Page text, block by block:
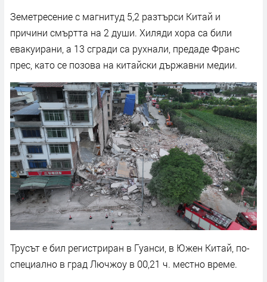
Земетресение с магнитуд 5,2 разтърси Китай и
причини смъртта на 2 души. Хиляди хора са били
евакуирани, а 13 сгради са рухнали, предаде Франс
прес, като се позова на китайски държавни медии.
Трусът е бил регистриран в Гуанси, в Южен Китай, по-
специално в град Лючжоу в 00,21 ч. местно време.